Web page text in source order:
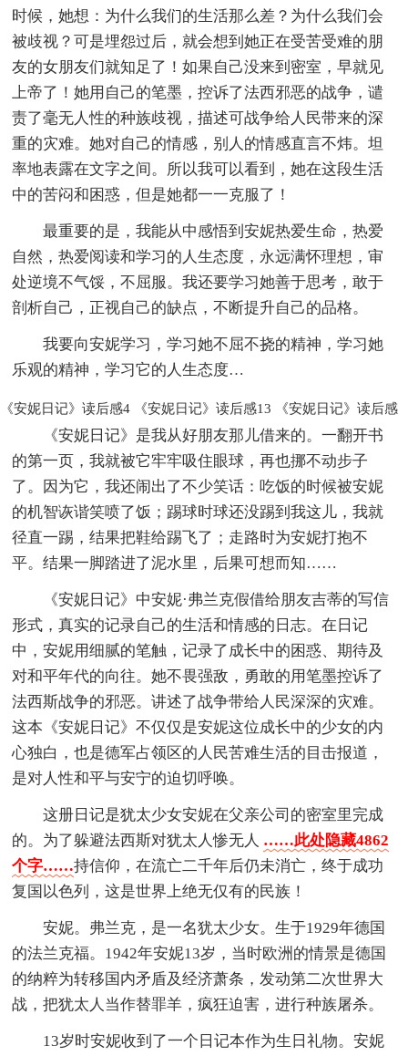
时候，她想：为什么我们的生活那么差？为什么我们会
被歧视？可是埋怨过后，就会想到她正在受苦受难的朋
友的女朋友们就知足了！如果自己没来到密室，早就见
上帝了！她用自己的笔墨，控诉了法西邪恶的战争，谴
责了毫无人性的种族歧视，描述可战争给人民带来的深
重的灾难。她对自己的情感，别人的情感直言不炜。坦
率地表露在文字之间。所以我可以看到，她在这段生活
中的苦闷和困惑，但是她都一一克服了！
最重要的是，我能从中感悟到安妮热爱生命，热爱
自然，热爱阅读和学习的人生态度，永远满怀理想，审
处逆境不气馁，不屈服。我还要学习她善于思考，敢于
剖析自己，正视自己的缺点，不断提升自己的品格。
我要向安妮学习，学习她不屈不挠的精神，学习她
乐观的精神，学习它的人生态度…
《安妮日记》读后感4
《安妮日记》是我从好朋友那儿借来的。一翻开书
的第一页，我就被它牢牢吸住眼球，再也挪不动步子
了。因为它，我还闹出了不少笑话：吃饭的时候被安妮
的机智诙谐笑喷了饭；踢球时球还没踢到我这儿，我就
径直一踢，结果把鞋给踢飞了；走路时为安妮打抱不
平。结果一脚踏进了泥水里，后果可想而知……
《安妮日记》中安妮·弗兰克假借给朋友吉蒂的写信
形式，真实的记录自己的生活和情感的日志。在日记
中，安妮用细腻的笔触，记录了成长中的困惑、期待及
对和平年代的向往。她不畏强敌，勇敢的用笔墨控诉了
法西斯战争的邪恶。讲述了战争带给人民深深的灾难。
这本《安妮日记》不仅仅是安妮这位成长中的少女的内
心独白，也是德军占领区的人民苦难生活的目击报道，
是对人性和平与安宁的迫切呼唤。
这册日记是犹太少女安妮在父亲公司的密室里完成
的。为了躲避法西斯对犹太人惨无人 ……此处隐藏4862
个字……持信仰，在流亡二千年后仍未消亡，终于成功
复国以色列，这是世界上绝无仅有的民族！
安妮。弗兰克，是一名犹太少女。生于1929年德国
的法兰克福。1942年安妮13岁，当时欧洲的情景是德国
的纳粹为转移国内矛盾及经济萧条，发动第二次世界大
战，把犹太人当作替罪羊，疯狂迫害，进行种族屠杀。
13岁时安妮收到了一个日记本作为生日礼物。安妮
《安妮日记》读后感13 《安妮日记》读后感